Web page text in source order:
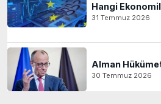
Hangi
31 Temmuz 2026
Alman
30 Temmuz 2026